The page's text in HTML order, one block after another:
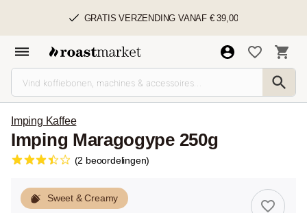
GRATIS VERZENDING VANAF € 39,00
Imping Kaffee
Imping Maragogype 250g
(2 beoordelingen)
Sweet & Creamy